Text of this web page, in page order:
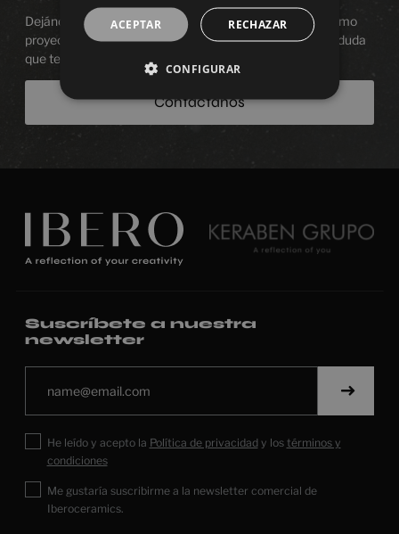
Dejános estar junto a ti en el proceso de diseñar tu próximo
proyecto. Estaremos encantados de resolver cualquier duda
que tengas.
Contáctanos
Suscríbete a nuestra
newsletter
He leído y acepto la Política de privacidady los términos y
condiciones
Me gustaría suscribirme a la newsletter comercial de
Iberoceramics.
ACEPTAR RECHAZAR
CONFIGURAR